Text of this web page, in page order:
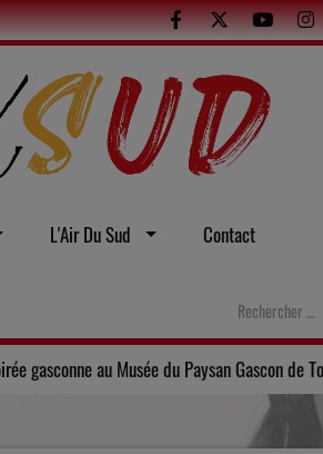
L'Air Du Sud Contact
sexuelles Gers: Une soirée